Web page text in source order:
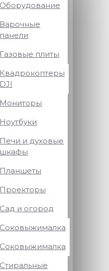
Оборудование
Варочные
панели
Газовые плиты
Квадрокоптеры
DJI
Мониторы
Ноутбуки
Печи и духовые
шкафы
Планшеты
Проекторы
Сад и огород
Соковыжималка
Соковыжималка
Стиральные